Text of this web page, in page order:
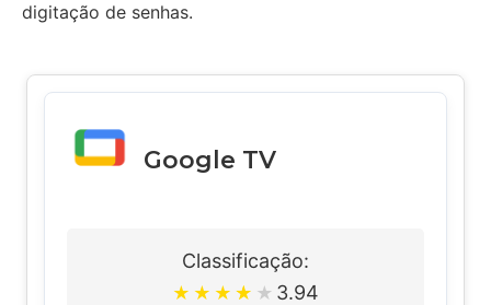
digitação de senhas.
Google TV
Classificação:
★ ★ ★ ★ ★ 3.94